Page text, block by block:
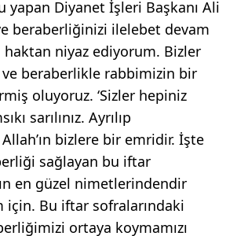
yapan Diyanet İşleri Başkanı Ali
beraberliğinizi ilelebet devam
haktan niyaz ediyorum. Bizler
ve beraberlikle rabbimizin bir
oluyoruz. ‘Sizler hepiniz
sarılınız. Ayrılıp
bizlere bir emridir. İşte
sağlayan bu iftar
en güzel nimetlerindendir
için. Bu iftar sofralarındaki
ortaya koymamızı